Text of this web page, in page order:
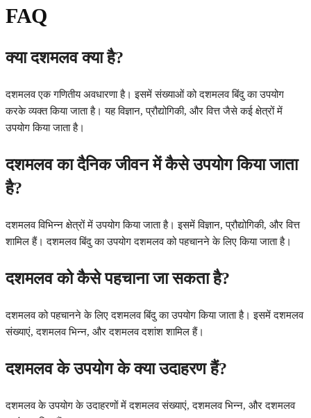
FAQ
क्या दशमलव क्या है?
दशमलव एक गणितीय अवधारणा है। इसमें संख्याओं को दशमलव बिंदु का उपयोग
करके व्यक्त किया जाता है। यह विज्ञान, प्रौद्योगिकी, और वित्त जैसे कई क्षेत्रों में
उपयोग किया जाता है।
दशमलव का दैनिक जीवन में कैसे उपयोग किया जाता
है?
दशमलव विभिन्न क्षेत्रों में उपयोग किया जाता है। इसमें विज्ञान, प्रौद्योगिकी, और वित्त
शामिल हैं। दशमलव बिंदु का उपयोग दशमलव को पहचानने के लिए किया जाता है।
दशमलव को कैसे पहचाना जा सकता है?
दशमलव को पहचानने के लिए दशमलव बिंदु का उपयोग किया जाता है। इसमें दशमलव
संख्याएं, दशमलव भिन्न, और दशमलव दशांश शामिल हैं।
दशमलव के उपयोग के क्या उदाहरण हैं?
दशमलव के उपयोग के उदाहरणों में दशमलव संख्याएं, दशमलव भिन्न, और दशमलव